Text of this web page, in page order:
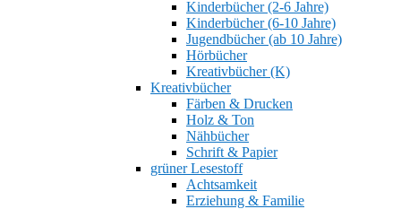
Kinderbücher (2-6 Jahre)
Kinderbücher (6-10 Jahre)
Jugendbücher (ab 10 Jahre)
Hörbücher
Kreativbücher (K)
Kreativbücher
Färben & Drucken
Holz & Ton
Nähbücher
Schrift & Papier
grüner Lesestoff
Achtsamkeit
Erziehung & Familie